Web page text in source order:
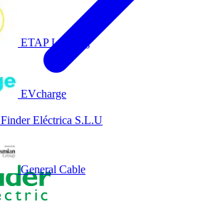
ETAP Lighting
EVcharge
Finder Eléctrica S.L.U
General Cable